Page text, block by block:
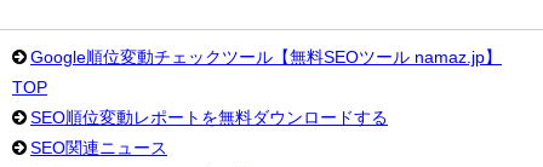
Google順位変動チェックツール【無料SEOツール namaz.jp】
TOP
SEO順位変動レポートを無料ダウンロードする
SEO関連ニュース